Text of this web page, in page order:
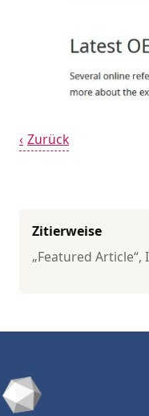
Zurück
Zitierweise
„Featured